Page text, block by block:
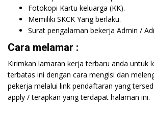
Fotokopi Kartu keluarga (KK).
Memiliki SKCK Yang berlaku.
Surat pengalaman bekerja Admin /
Cara melamar :
Kirimkan lamaran kerja terbaru anda untuk
terbatas ini dengan cara mengisi dan
pekerja melalui link pendaftaran yang
apply / terapkan yang terdapat halaman ini.